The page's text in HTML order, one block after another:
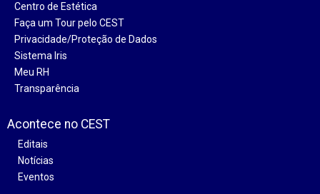
Centro de Estética
Faça um Tour pelo CEST
Privacidade/Proteção de Dados
Sistema Iris
Meu RH
Transparência
Acontece no CEST
Editais
Notícias
Eventos